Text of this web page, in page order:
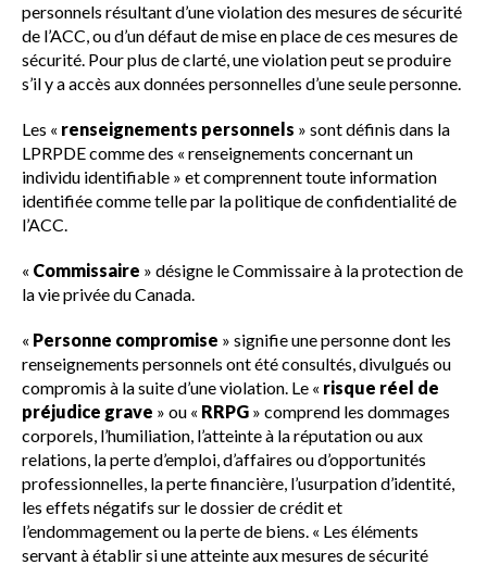
personnels résultant d’une violation des mesures de sécurité
de l’ACC, ou d’un défaut de mise en place de ces mesures de
sécurité. Pour plus de clarté, une violation peut se produire
s’il y a accès aux données personnelles d’une seule personne.
Les « renseignements personnels » sont définis dans la
LPRPDE comme des « renseignements concernant un
individu identifiable » et comprennent toute information
identifiée comme telle par la politique de confidentialité de
l’ACC.
« Commissaire » désigne le Commissaire à la protection de
la vie privée du Canada.
« Personne compromise » signifie une personne dont les
renseignements personnels ont été consultés, divulgués ou
compromis à la suite d’une violation. Le « risque réel de
préjudice grave » ou « RRPG » comprend les dommages
corporels, l’humiliation, l’atteinte à la réputation ou aux
relations, la perte d’emploi, d’affaires ou d’opportunités
professionnelles, la perte financière, l’usurpation d’identité,
les effets négatifs sur le dossier de crédit et
l’endommagement ou la perte de biens. « Les éléments
servant à établir si une atteinte aux mesures de sécurité